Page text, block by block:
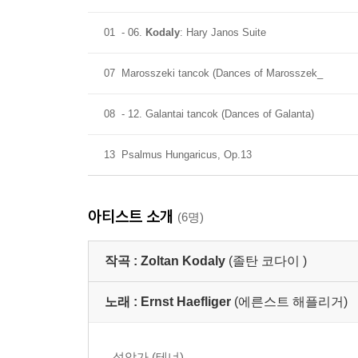
01 - 06. Kodaly: Hary Janos Suite
07 Marosszeki tancok (Dances of Marosszek_
08 - 12. Galantai tancok (Dances of Galanta)
13 Psalmus Hungaricus, Op.13
아티스트 소개 (6명)
작곡 : Zoltan Kodaly (졸탄 코다이 )
노래 : Ernst Haefliger (에른스트 해플리거)